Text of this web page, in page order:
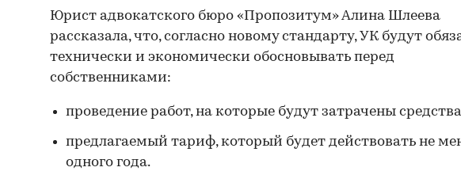
Юрист адвокатского бюро «Пропозитум» Алина Шлеева
рассказала, что, согласно новому стандарту, УК будут
технически и экономически обосновывать перед
собственниками:
проведение работ, на которые будут затрачены
предлагаемый тариф, который будет действовать не
одного года.